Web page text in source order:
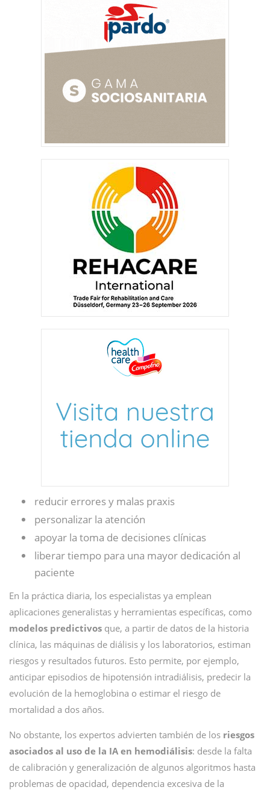
reducir errores y malas praxis
personalizar la atención
apoyar la toma de decisiones clínicas
liberar tiempo para una mayor dedicación al
paciente
En la práctica diaria, los especialistas ya emplean
aplicaciones generalistas y herramientas específicas, como
modelos predictivos que, a partir de datos de la historia
clínica, las máquinas de diálisis y los laboratorios, estiman
riesgos y resultados futuros. Esto permite, por ejemplo,
anticipar episodios de hipotensión intradiálisis, predecir la
evolución de la hemoglobina o estimar el riesgo de
mortalidad a dos años.
No obstante, los expertos advierten también de los riesgos
asociados al uso de la IA en hemodiálisis: desde la falta
de calibración y generalización de algunos algoritmos hasta
problemas de opacidad, dependencia excesiva de la